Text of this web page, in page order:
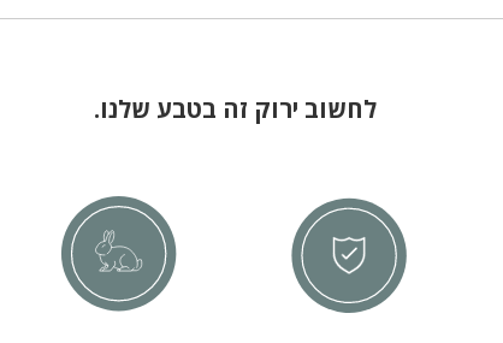
לחשוב ירוק זה בטבע שלנו.